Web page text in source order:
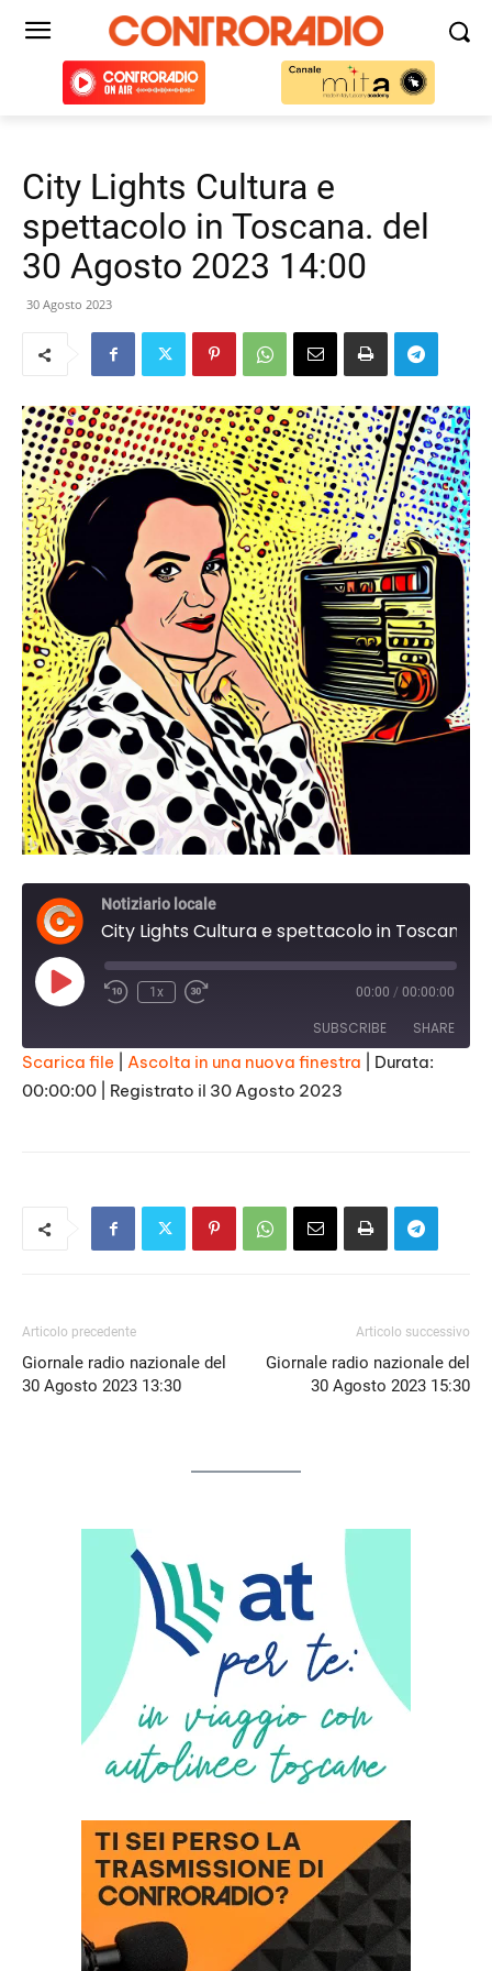
City Lights Cultura e
spettacolo in Toscana. del
30 Agosto 2023 14:00
30 Agosto 2023
Notiziario locale
Play
Episode
1x 00:00 / 00:00:00
SUBSCRIBE SHARE
SHARE
Scarica file Ascolta in una nuova finestra
Durata:
00:00:00
Registrato il 30 Agosto 2023
Articolo precedente
Giornale radio nazionale del
30 Agosto 2023 13:30
Articolo successivo
Giornale radio nazionale del
30 Agosto 2023 15:30